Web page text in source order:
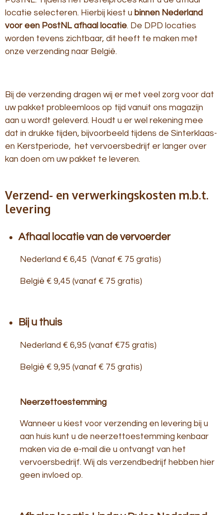
locatie selecteren. Hierbij kiest u binnen Nederland
voor een PostNL afhaal locatie. De DPD locaties
worden tevens zichtbaar, dit heeft te maken met
onze verzending naar België.
Bij de verzending dragen wij er met veel zorg voor dat
uw pakket probleemloos op tijd vanuit ons magazijn
aan u wordt geleverd. Houdt u er wel rekening mee
dat in drukke tijden, bijvoorbeeld tijdens de Sinterklaas-
en Kerstperiode, het vervoersbedrijf er langer over
kan doen om uw pakket te leveren.
Verzend- en verwerkingskosten m.b.t.
levering
Afhaal locatie van de vervoerder
Nederland € 6,45 (Vanaf € 75 gratis)
België € 9,45 (vanaf € 75 gratis)
Bij u thuis
Nederland € 6,95 (vanaf €75 gratis)
België € 9,95 (vanaf € 75 gratis)
Neerzettoestemming
Wanneer u kiest voor verzending en levering bij u
aan huis kunt u de neerzettoestemming kenbaar
maken via de e-mail die u ontvangt van het
vervoersbedrijf. Wij als verzendbedrijf hebben hier
geen invloed op.